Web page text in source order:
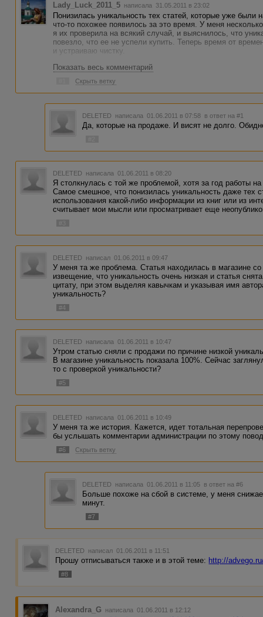
Lady_Luck_2011_5 написала 31.05.2011 в 23:02
Понизилась уникальность тех статей, которые уже
что-то похожее появилось за это время. У меня
я их проверила на всякий случай, и выяснилось, что
повезло, что ее не успели купить. Теперь время от
и устраиваю чистку.
Показать весь комментарий
Скрыть ветку
DELETED написала 01.06.2011 в 07:58 в ответ на #1
Да, которые на продаже. И висят не долго.
DELETED написала 01.06.2011 в 08:20
Я столкнулась с той же проблемой, хотя за год работы
Самое смешное, что понизилась уникальность даже тех
использования какой-либо информации из книг или из
считывает мои мысли или просматривает еще
#3
DELETED написал 01.06.2011 в 09:47
У меня та же проблема. Статья находилась в магазине
извещение, что уникальность очень низкая и статья
цитату, при этом выделяя кавычкам и указывая имя
уникальность?
#4
DELETED написала 01.06.2011 в 10:47
Утром статью сняли с продажи по причине низкой
В магазине уникальность показала 100%. Сейчас
то с проверкой уникальности?
#5
DELETED написала 01.06.2011 в 10:49
У меня та же история. Кажется, идет тотальная
бы услышать комментарии администрации по этому
#6 Скрыть ветку
DELETED написала 01.06.2011 в 11:05 в ответ на #6
Больше похоже на сбой в системе, у меня
минут.
#7
DELETED написал 01.06.2011 в 11:51
Прошу отписываться также и в этой теме: http://
#8
Alexandra_G написала 01.06.2011 в 12:12